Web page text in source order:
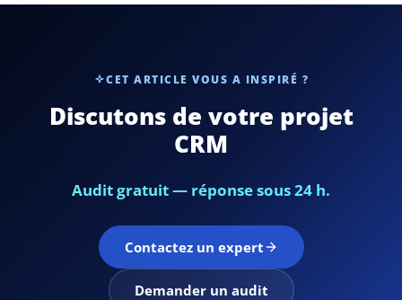
CET ARTICLE VOUS A INSPIRÉ ?
Discutons de votre projet
CRM
Audit gratuit — réponse sous 24 h.
Contactez un expert
Demander un audit